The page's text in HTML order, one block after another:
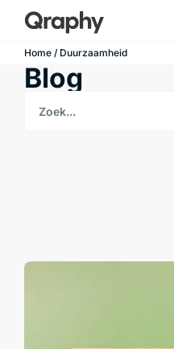
Home / Duurzaamheid
Blog